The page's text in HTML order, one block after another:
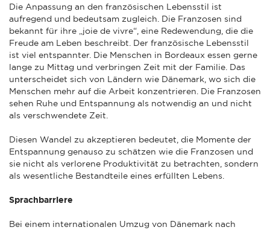
Die Anpassung an den französischen Lebensstil ist
aufregend und bedeutsam zugleich. Die Franzosen sind
bekannt für ihre „joie de vivre“, eine Redewendung, die die
Freude am Leben beschreibt. Der französische Lebensstil
ist viel entspannter. Die Menschen in Bordeaux essen gerne
lange zu Mittag und verbringen Zeit mit der Familie. Das
unterscheidet sich von Ländern wie Dänemark, wo sich die
Menschen mehr auf die Arbeit konzentrieren. Die Franzosen
sehen Ruhe und Entspannung als notwendig an und nicht
als verschwendete Zeit.
Diesen Wandel zu akzeptieren bedeutet, die Momente der
Entspannung genauso zu schätzen wie die Franzosen und
sie nicht als verlorene Produktivität zu betrachten, sondern
als wesentliche Bestandteile eines erfüllten Lebens.
Sprachbarriere
Bei einem internationalen Umzug von Dänemark nach